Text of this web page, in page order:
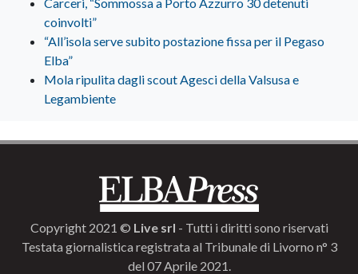
coinvolti”
“All’isola serve subito postazione fissa per il Pegaso
Elba”
Mola ripulita dagli scout Agesci della Valsusa e
Legambiente
Copyright 2021 © Live srl - Tutti i diritti sono riservati
Testata giornalistica registrata al Tribunale di Livorno n° 3
del 07 Aprile 2021.